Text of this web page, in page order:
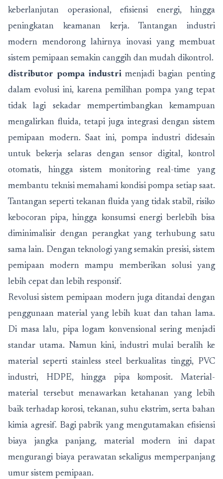
keberlanjutan operasional, efisiensi energi, hingga
peningkatan keamanan kerja. Tantangan industri
modern mendorong lahirnya inovasi yang membuat
sistem pemipaan semakin canggih dan mudah dikontrol.
distributor pompa industrimenjadi bagian penting
dalam evolusi ini, karena pemilihan pompa yang tepat
tidak lagi sekadar mempertimbangkan kemampuan
mengalirkan fluida, tetapi juga integrasi dengan sistem
pemipaan modern. Saat ini, pompa industri didesain
untuk bekerja selaras dengan sensor digital, kontrol
otomatis, hingga sistem monitoring real-time yang
membantu teknisi memahami kondisi pompa setiap saat.
Tantangan seperti tekanan fluida yang tidak stabil, risiko
kebocoran pipa, hingga konsumsi energi berlebih bisa
diminimalisir dengan perangkat yang terhubung satu
sama lain. Dengan teknologi yang semakin presisi, sistem
pemipaan modern mampu memberikan solusi yang
lebih cepat dan lebih responsif.
Revolusi sistem pemipaan modern juga ditandai dengan
penggunaan material yang lebih kuat dan tahan lama.
Di masa lalu, pipa logam konvensional sering menjadi
standar utama. Namun kini, industri mulai beralih ke
material seperti stainless steel berkualitas tinggi, PVC
industri, HDPE, hingga pipa komposit. Material-
material tersebut menawarkan ketahanan yang lebih
baik terhadap korosi, tekanan, suhu ekstrim, serta bahan
kimia agresif. Bagi pabrik yang mengutamakan efisiensi
biaya jangka panjang, material modern ini dapat
mengurangi biaya perawatan sekaligus memperpanjang
umur sistem pemipaan.